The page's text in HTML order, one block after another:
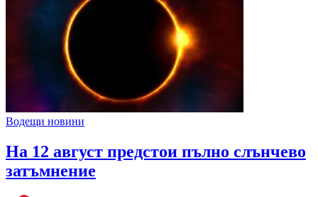
Водещи новини
На 12 август предстои пълно слънчево
затъмнение